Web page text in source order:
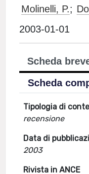
Molinelli, P.;
2003-01-01
Scheda
Scheda
Tipologia di
recensione
Data di
2003
Rivista in ANCE